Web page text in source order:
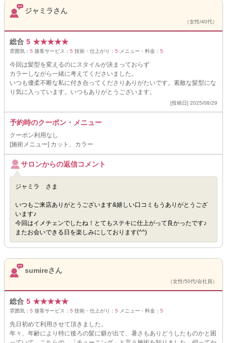
ジャミラさん
（女性/40代）
総合 5 ★★★★★
雰囲気： 5 接客サービス： 5 技術・仕上がり： 5 メニュー・料金： 5
今回は髪型を変えるのにスタイルが決まっておらず
カラーしながら一緒に考えてくださいました。
いつも優柔不断な私に付き合ってくださりありがたいです。素敵な髪型にな
り気に入っています。いつもありがとうございます。
[投稿日] 2025/08/29
予約時のクーポン・メニュー
クーポン利用なし
[施術メニュー] カット、カラー
サロンからの返信コメント
ジャミラ さま
いつもご来店ありがとうございます&嬉しい口コミもうありがとうござ
います♪
今回はイメチェンでしたね！とてもステキに仕上がって良かったです♪
またお会いできる日を楽しみにしております(^^)
sumireさん
（女性/50代/会社員）
総合 5 ★★★★★
雰囲気： 5 接客サービス： 5 技術・仕上がり： 5 メニュー・料金： 5
先日初めて利用させて頂きました。
年々、年齢により特に後ろの髪に癖が出て、暑さもありどうしたものかと困